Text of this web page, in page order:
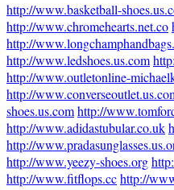
http://www.basketball-
http://www.chromehearts.net.co
http://
http://www.ledshoes.us.com
http://www.outletonline-
http://
shoes.us.comhttp://
http://www.adidastubular.co.uk
http://
http://www.yeezy-shoes.org
http://www.fitflops.cchttp://